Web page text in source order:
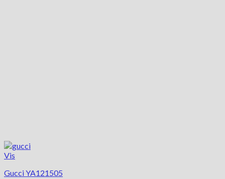
Vis
Gucci YA121505